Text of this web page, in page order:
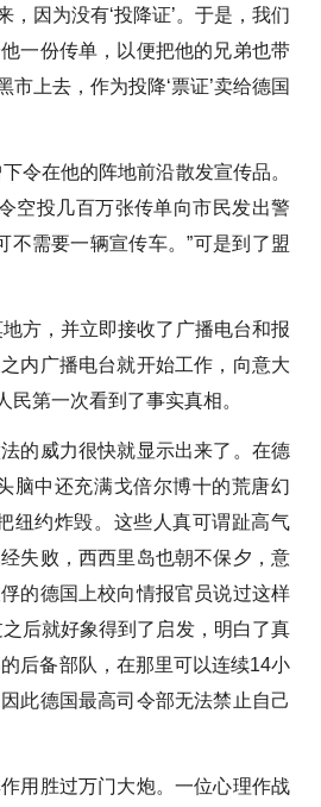
因为没有‘投降证’。于是，我们
一份传单，以便把他的兄弟也带
上去，作为投降‘票证’卖给德国
令在他的阵地前沿散发宣传品。
空投几百万张传单向市民发出警
需要一辆宣传车。”可是到了盟
方，并立即接收了广播电台和报
内广播电台就开始工作，向意大
第一次看到了事实真相。
的威力很快就显示出来了。在德
脑中还充满戈倍尔博十的荒唐幻
纽约炸毁。这些人真可谓趾高气
失败，西西里岛也朝不保夕，意
的德国上校向情报官员说过这样
后就好象得到了启发，明白了真
后备部队，在那里可以连续14小
此德国最高司令部无法禁止自己
用胜过万门大炮。一位心理作战